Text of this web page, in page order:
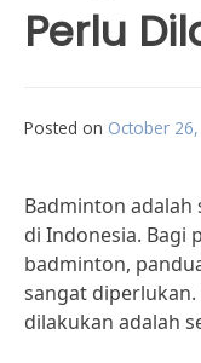
Perlu
Posted on October
Badminton adalah
di Indonesia. Bagi
badminton,
sangat
dilakukan adalah